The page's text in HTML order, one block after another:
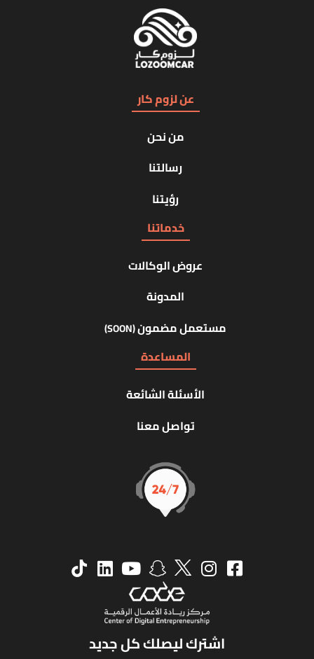
عن لزوم كار
من نحن
رسالتنا
رؤيتنا
خدماتنا
عروض الوكالات
المدونة
مستعمل مضمون(SOON)
المساعدة
الأسئلة الشائعة
تواصل معنا
اشترك ليصلك كل جديد